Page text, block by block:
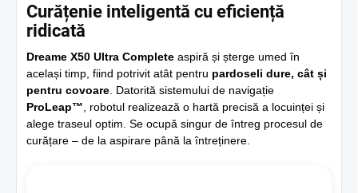
Curățenie inteligentă cu eficiență
ridicată
Dreame X50 Ultra Complete aspiră și șterge umed în
același timp, fiind potrivit atât pentru pardoseli dure, cât și
pentru covoare . Datorită sistemului de navigație
ProLeap™ , robotul realizează o hartă precisă a locuinței și
alege traseul optim. Se ocupă singur de întreg procesul de
curățare – de la aspirare până la întreținere.